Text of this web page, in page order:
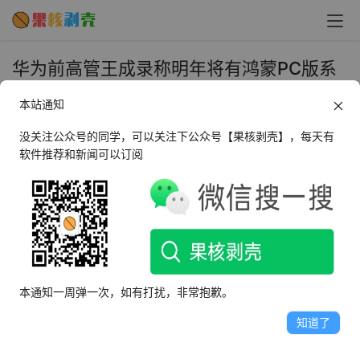
华为前高管王成录称明年将有鸿蒙PC版系
2023年9月4日 上午11:46 圈内新闻
9 月 4 日消息，鸿蒙 HarmonyOS 操作系统是华为自主研
发的操作系统，首次亮相于 2019 年 8 月 9 日的华为开发
者大会，是一套基于微内核的全场景分布式 OS，采用分布
式架构，能够实现跨终端无缝协同体验。
近日深圳开鸿数字产业发展有限公司 CEO 王成录博士在微
博与网友互动被问及是否有 PC 端鸿蒙系统时，回复了一个
“有”字，也就是说，明年我们就可以在市面上看到鸿蒙 PC
本站通知
没关注公众号的同学，可以关注下公众号【果核剥壳】，每天有
软件推荐和新闻可以订阅
本通知一周弹一次，如有打扰，非常抱歉。
知道了